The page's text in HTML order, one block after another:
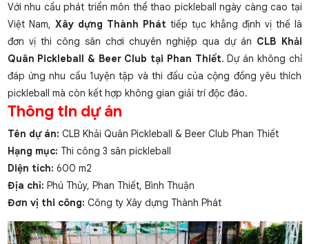
Với nhu cầu phát triển môn thể thao pickleball ngày càng cao tại
Việt Nam, Xây dựng Thành Phát tiếp tục khẳng định vị thế là
đơn vị thi công sân chơi chuyên nghiệp qua dự án CLB Khải
Quân Pickleball & Beer Club tại Phan Thiết. Dự án không chỉ
đáp ứng nhu cầu 1uyện tập và thi đấu của cộng đồng yêu thích
pickleball mà còn kết hợp không gian giải trí độc đáo.
Thông tin dự án
Tên dự án: CLB Khải Quân Pickleball & Beer Club Phan Thiết
Hạng mục: Thi công 3 sân pickleball
Diện tích: 600 m2
Địa chỉ: Phú Thủy, Phan Thiết, Bình Thuận
Đơn vị thi công: Công ty Xây dựng Thành Phát